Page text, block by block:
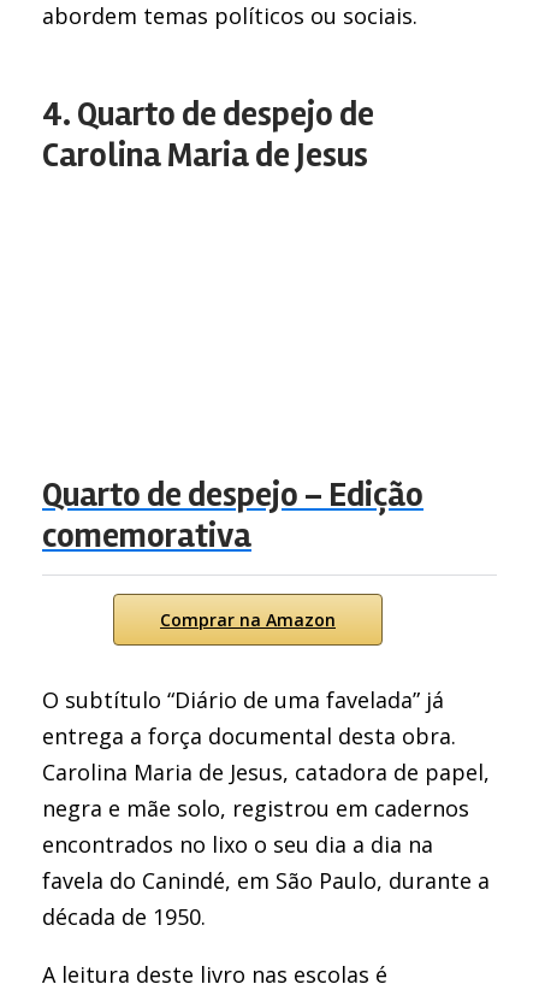
abordem temas políticos ou sociais.
4. Quarto de despejo de
Carolina Maria de Jesus
Quarto de despejo – Edição
comemorativa
Comprar na Amazon
O subtítulo “Diário de uma favelada” já
entrega a força documental desta obra.
Carolina Maria de Jesus, catadora de papel,
negra e mãe solo, registrou em cadernos
encontrados no lixo o seu dia a dia na
favela do Canindé, em São Paulo, durante a
década de 1950.
A leitura deste livro nas escolas é